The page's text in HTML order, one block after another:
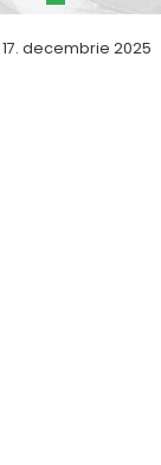
decembrie 2025